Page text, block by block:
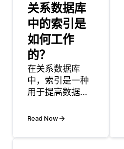
关系数据库
中的索引是
如何工作
的？
在关系数据库
中，索引是一种
用于提高数据检
术。索引本质上
构，通常是平衡
Read Now